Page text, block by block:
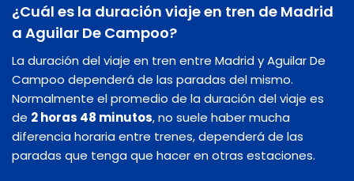
¿Cuál es la duración viaje en tren de Madrid
a Aguilar De Campoo?
La duración del viaje en tren entre Madrid y Aguilar De
Campoo dependerá de las paradas del mismo.
Normalmente el promedio de la duración del viaje es
de 2 horas 48 minutos, no suele haber mucha
diferencia horaria entre trenes, dependerá de las
paradas que tenga que hacer en otras estaciones.